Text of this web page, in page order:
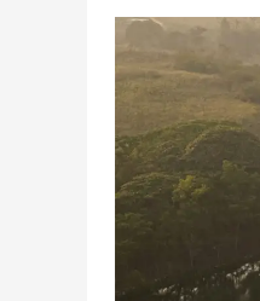
รีวิว
The
Gallery
Khaoyai
Hotel
and
Residence